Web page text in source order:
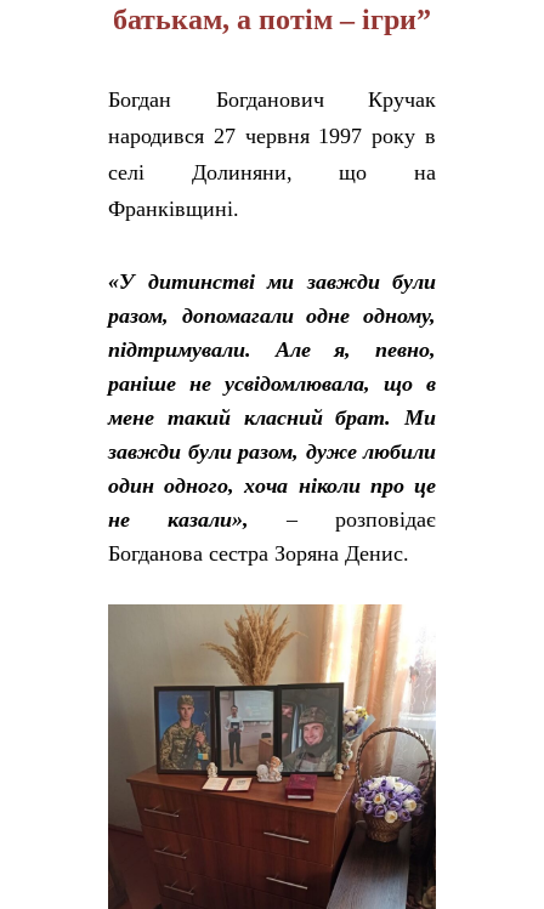
батькам, а потім – ігри”
Богдан Богданович Кручак
народився 27 червня 1997 року в
селі Долиняни, що на
Франківщині.
«У дитинстві ми завжди були
разом, допомагали одне одному,
підтримували. Але я, певно,
раніше не усвідомлювала, що в
мене такий класний брат. Ми
завжди були разом, дуже любили
один одного, хоча ніколи про це
не казали», – розповідає
Богданова сестра Зоряна Денис.